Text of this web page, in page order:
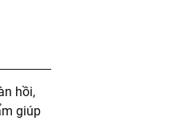
hồi,
giúp